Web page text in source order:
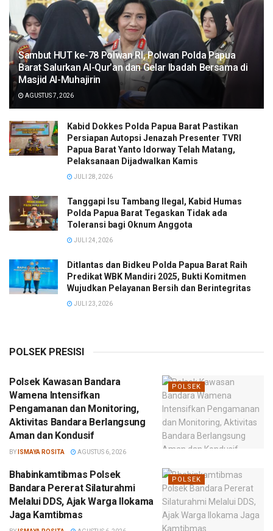
Sambut HUT ke-78 Polwan RI, Polwan Polda Papua
Barat Salurkan Al-Qur’an dan Gelar Ibadah Bersama di
Masjid Al-Muhajirin
AGUSTUS 7, 2026
Kabid Dokkes Polda Papua Barat Pastikan
Persiapan Autopsi Jenazah Presenter TVRI
Papua Barat Yanto Idorway Telah Matang,
Pelaksanaan Dijadwalkan Kamis
JULI 28, 2026
Tanggapi Isu Tambang Ilegal, Kabid Humas
Polda Papua Barat Tegaskan Tidak ada
Toleransi bagi Oknum Anggota
JULI 24, 2026
Ditlantas dan Bidkeu Polda Papua Barat Raih
Predikat WBK Mandiri 2025, Bukti Komitmen
Wujudkan Pelayanan Bersih dan Berintegritas
JULI 23, 2026
POLSEK PRESISI
POLSEK
Polsek Kawasan Bandara
Wamena Intensifkan
Pengamanan dan Monitoring,
Aktivitas Bandara Berlangsung
Aman dan Kondusif
BY ISMAYA ROSITA AGUSTUS 6, 2026
POLSEK
Bhabinkamtibmas Polsek
Bandara Pererat Silaturahmi
Melalui DDS, Ajak Warga Ilokama
Jaga Kamtibmas